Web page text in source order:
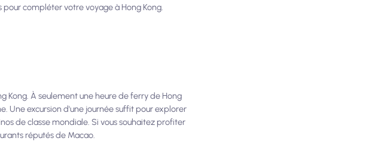
compléter votre voyage à Hong Kong.
Kong. À seulement une heure de ferry de Hong
Une excursion d'une journée suffit pour explorer
de classe mondiale. Si vous souhaitez profiter
réputés de Macao.